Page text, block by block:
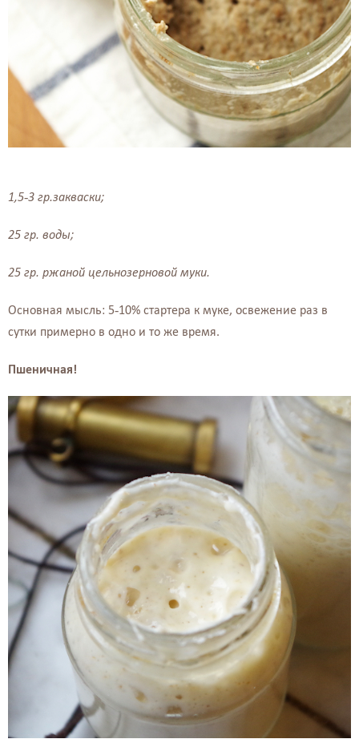
1,5-3 гр.закваски;⠀ ⠀
25 гр. воды;⠀⠀
25 гр. ржаной цельнозерновой муки.⠀
Основная мысль: 5-10% стартера к муке, освежение раз в
сутки примерно в одно и то же время.⠀
Пшеничная!⠀